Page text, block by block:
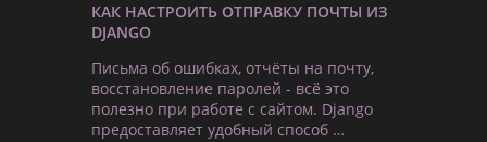
КАК НАСТРОИТЬ ОТПРАВКУ ПОЧТЫ ИЗ
DJANGO
Письма об ошибках, отчёты на почту,
восстановление паролей - всё это
полезно при работе с сайтом. Django
предоставляет удобный способ …